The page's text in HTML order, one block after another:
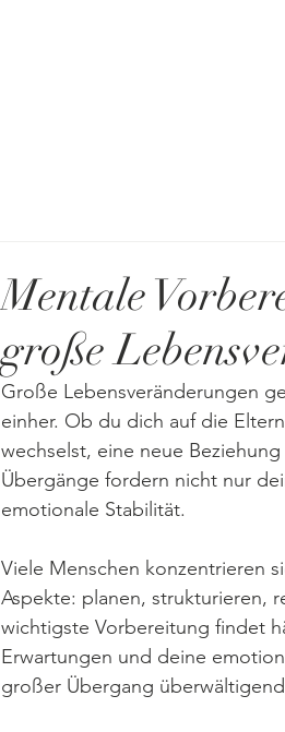
Mentale
große
Große Lebensveränderungen
einher. Ob du dich auf die
wechselst, eine neue
Übergänge fordern nicht nur
emotionale Stabilität.
Viele Menschen konzentrieren
Aspekte: planen, strukturieren,
wichtigste Vorbereitung findet
Erwartungen und deine
großer Übergang